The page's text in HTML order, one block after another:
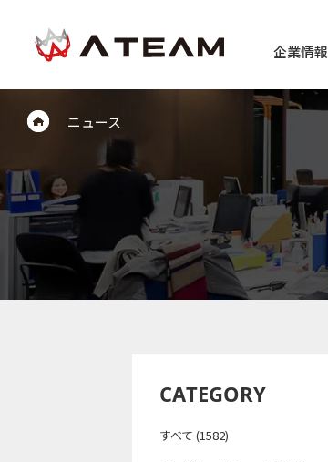
企業情報
ニュース
CATEGORY
すべて (1582)